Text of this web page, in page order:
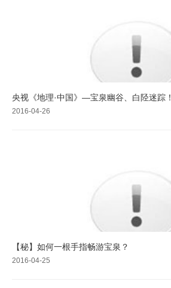
央视《地理·中国》—宝泉幽谷、白陉迷踪！
2016-04-26
【秘】如何一根手指畅游宝泉？
2016-04-25